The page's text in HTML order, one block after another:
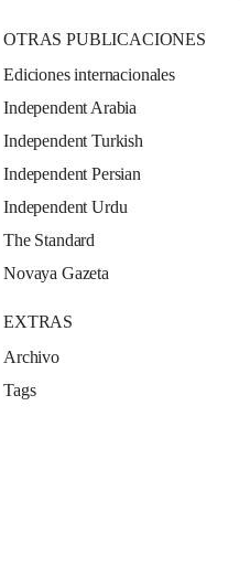
OTRAS PUBLICACIONES
Ediciones internacionales
Independent Arabia
Independent Turkish
Independent Persian
Independent Urdu
The Standard
Novaya Gazeta
EXTRAS
Archivo
Tags